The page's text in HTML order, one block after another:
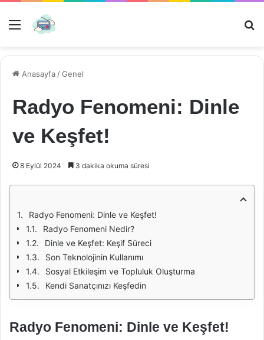
Menü
Anasayfa /Genel
Radyo Fenomeni: Dinle
ve Keşfet!
8 Eylül 2024 3 dakika okuma süresi
Radyo Fenomeni: Dinle ve Keşfet!
Radyo Fenomeni Nedir?
Dinle ve Keşfet: Keşif Süreci
Son Teknolojinin Kullanımı
Sosyal Etkileşim ve Topluluk Oluşturma
Kendi Sanatçınızı Keşfedin
Radyo Fenomeni: Dinle ve Keşfet!